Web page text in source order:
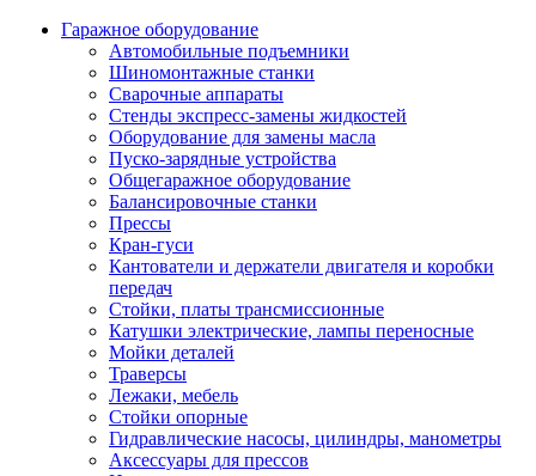
Гаражное оборудование
Автомобильные подъемники
Шиномонтажные станки
Сварочные аппараты
Стенды экспресс-замены жидкостей
Оборудование для замены масла
Пуско-зарядные устройства
Общегаражное оборудование
Балансировочные станки
Прессы
Кран-гуси
Кантователи и держатели двигателя и коробки
передач
Стойки, платы трансмиссионные
Катушки электрические, лампы переносные
Мойки деталей
Траверсы
Лежаки, мебель
Стойки опорные
Гидравлические насосы, цилиндры, манометры
Аксессуары для прессов